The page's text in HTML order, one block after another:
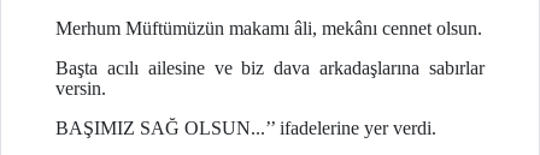
Merhum Müftümüzün makamı âli, mekânı cennet olsun.
Başta acılı ailesine ve biz dava arkadaşlarına sabırlar
versin.
BAŞIMIZ SAĞ OLSUN...’’ ifadelerine yer verdi.